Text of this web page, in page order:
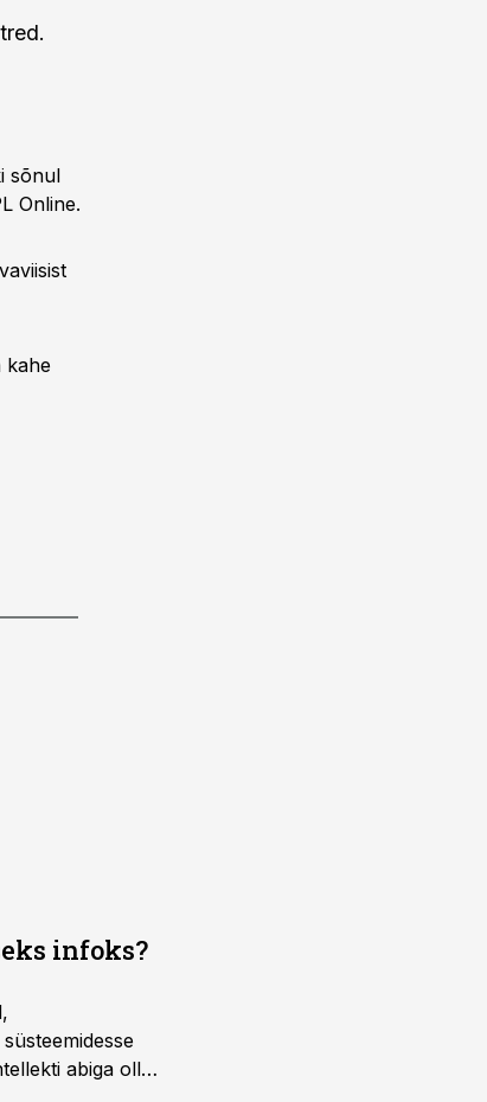
sõnul
Online.
kahe
infoks?
abiga olla